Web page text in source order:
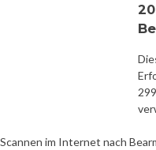
Scannen im Internet nach